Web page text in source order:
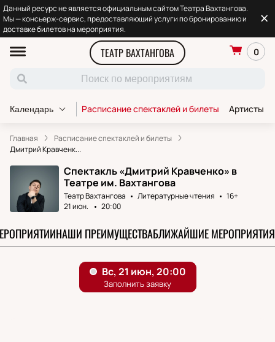
Данный ресурс не является официальным сайтом Театра Вахтангова.
Мы — консьерж-сервис, предоставляющий услуги по бронированию и
доставке билетов на мероприятия.
ТЕАТР ВАХТАНГОВА 0
Календарь Расписание спектаклей и билеты Артисты
Главная
Расписание спектаклей и билеты
Дмитрий Кравченк...
Спектакль «Дмитрий Кравченко» в
Театре им. Вахтангова
Театр Вахтангова Литературные чтения
16+
21 июн.
20:00
НАШИ ПРЕИМУЩЕСТВАБЛИЖАЙШИЕ МЕРОПРИЯТИЯ